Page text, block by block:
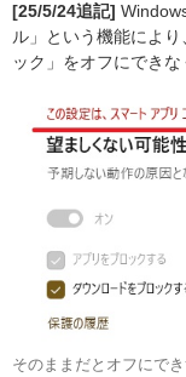
[25/5/24追記]
ル」という機能によ
ック」をオフにできな
そのままだとオフにで